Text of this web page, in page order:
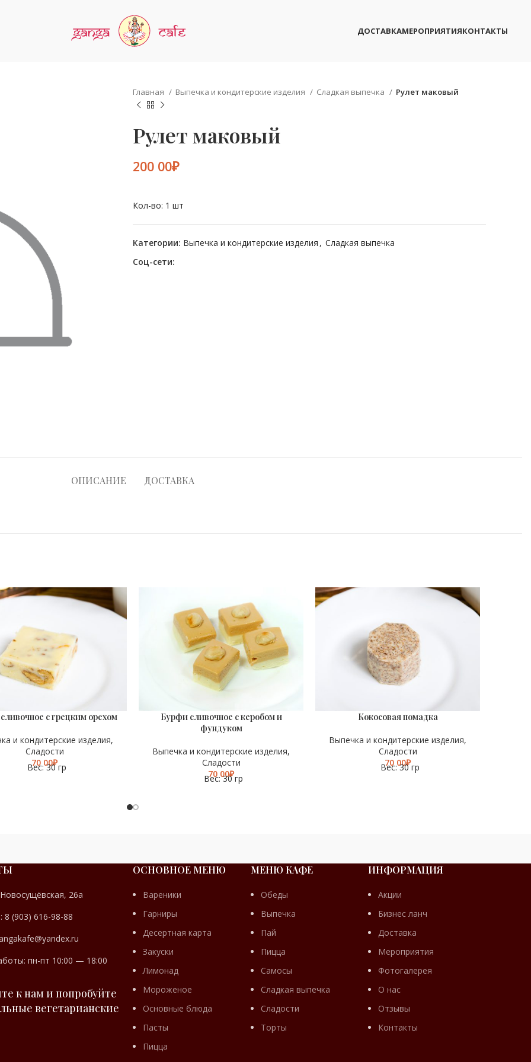
ДОСТАВКАМЕРОПРИЯТИЯКОНТАКТЫ
Главная Выпечка и кондитерские изделия Сладкая выпечка Рулет маковый
Рулет маковый
₽
Кол-во: 1 шт
Категории: Выпечка и кондитерские изделия , Сладкая выпечка
Соц-сети:
ОПИСАНИЕ ДОСТАВКА
30 гр с грецким орехом
и кондитерские изделия,
Сладости
₽
Вес: 30 гр
30 гр
Бурфи сливочное с керобом и
фундуком
Выпечка и кондитерские изделия,
Сладости
₽
Вес: 30 гр
30 гр
Кокосовая помадка
Выпечка и кондитерские изделия,
Сладости
₽
Вес: 30 гр
ЛАНЧ
МЕНЮ
26а
8 (903) 616-98-88
пн-пт 10:00 — 18:00
к нам и попробуйте
вегетарианские
ОСНОВНОЕ МЕНЮ
Вареники
Гарниры
Десертная карта
Закуски
Лимонад
Мороженое
Основные блюда
Пасты
Пицца
МЕНЮ КАФЕ
Обеды
Выпечка
Пай
Пицца
Самосы
Сладкая выпечка
Сладости
Торты
ИНФОРМАЦИЯ
Акции
Бизнес ланч
Доставка
Мероприятия
Фотогалерея
О нас
Отзывы
Контакты